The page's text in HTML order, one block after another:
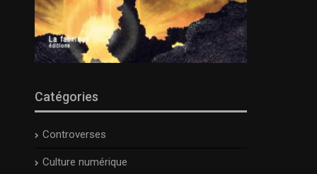
Catégories
Controverses
Culture numérique